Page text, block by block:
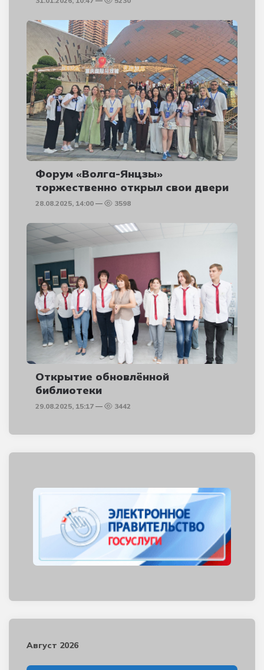
Форум «Волга-Янцзы»
торжественно открыл свои двери
28.08.2025, 14:00 3598
Открытие обновлённой
библиотеки
29.08.2025, 15:17 3442
Август 2026